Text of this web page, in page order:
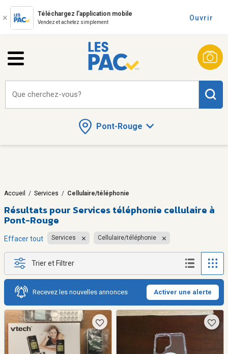
Téléchargez l'application mobile
Vendez et achetez simplement
Ouvrir
Pont-Rouge
Que cherchez-vous?
Accueil / Services / Cellulaire/téléphonie
Résultats pour Services téléphonie cellulaire à
Pont-Rouge
Effacer tout Services Cellulaire/téléphonie
Trier et Filtrer
Recevez les nouvelles annonces Activer une alerte